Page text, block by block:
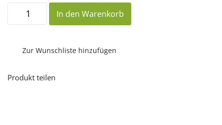
Die
Psalmen
–
In den Warenkorb
Zur Wunschliste hinzufügen
Produkt teilen